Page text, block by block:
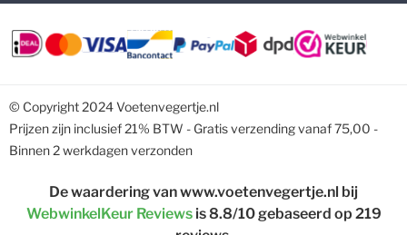
© Copyright 2024 Voetenvegertje.nl
Prijzen zijn inclusief 21% BTW - Gratis verzending vanaf 75,00 -
Binnen 2 werkdagen verzonden
De waardering van www.voetenvegertje.nl bij
WebwinkelKeur Reviewsis 8.8/10 gebaseerd op 219